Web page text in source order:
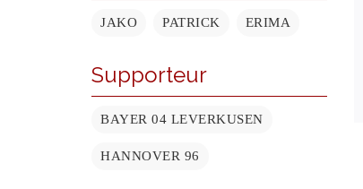
JAKO PATRICK ERIMA
Supporteur
BAYER 04 LEVERKUSEN
HANNOVER 96